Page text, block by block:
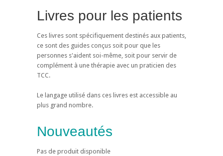
Livres pour les patients
Ces livres sont spécifiquement destinés aux patients,
ce sont des guides conçus soit pour que les
personnes s'aident soi-même, soit pour servir de
complément à une thérapie avec un praticien des
TCC.
Le langage utilisé dans ces livres est accessible au
plus grand nombre.
Nouveautés
Pas de produit disponible